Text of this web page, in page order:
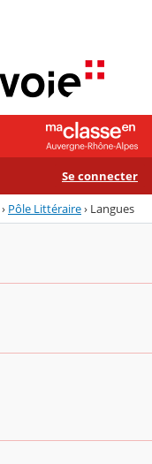
Se connecter
› Pôle Littéraire› Langues